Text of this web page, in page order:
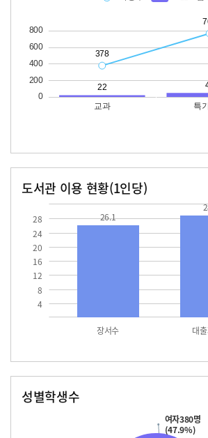
도서관 이용 현황(1인당)
4
8
12
16
20
24
28
장서수 대
26.1
성별학생수
여자380명
(47.9%)